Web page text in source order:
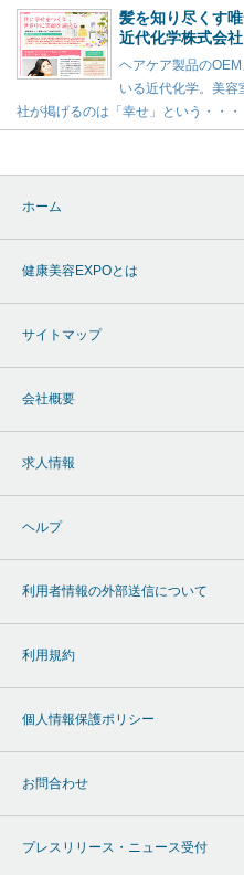
髪を知り尽くす
近代化学株式会社
ヘアケア製品の
いる近代化学。美容
社が掲げるのは「幸せ」という・・・
ホーム
健康美容EXPOとは
サイトマップ
会社概要
求人情報
ヘルプ
利用者情報の外部送信について
利用規約
個人情報保護ポリシー
お問合わせ
プレスリリース・ニュース受付